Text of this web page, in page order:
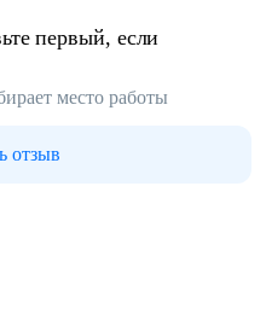
первый, если
место работы
отзыв